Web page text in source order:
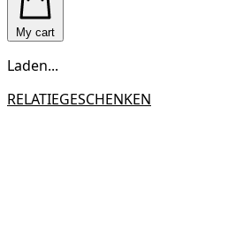
My cart
Laden...
RELATIEGESCHENKEN